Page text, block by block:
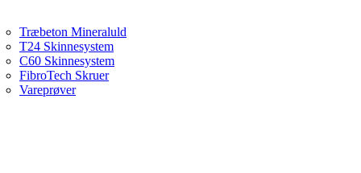
Træbeton Mineraluld
C60 Skinnesystem
T24 Skinnesystem
FibroTech Skruer
Vareprøver